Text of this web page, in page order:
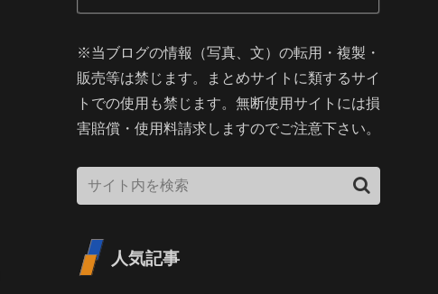
※当ブログの情報（写真、文）の転用・複製・
販売等は禁じます。まとめサイトに類するサイ
トでの使用も禁じます。無断使用サイトには損
害賠償・使用料請求しますのでご注意下さい。
人気記事